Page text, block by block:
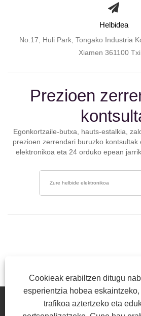
Cookieak erabiltzen ditugu
esperientzia hobea
trafikoa aztertzeko eta
Helbidea
No.17, Huli Park, Tongako Industria
Xiamen 361100
Prezioen
Egonkortzaile-butxa, hauts-estalkia,
prezioen zerrendari buruzko kontsultak
elektronikoa eta 24 orduko epean